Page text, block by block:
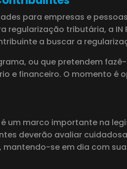
para empresas e
tributária, a
a buscar a
ou que pretendem
e financeiro. O momento
é um marco importante na
deverão avaliar
se em dia com